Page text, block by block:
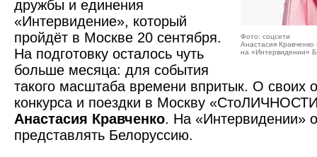
Фото: соцсети
Анастасия Кравченко
на «Интервидении»
дружбы и единения
«Интервидение», который
пройдёт в Москве 20 сентября.
На подготовку осталось чуть
больше месяца: для события
такого масштаба времени впритык. О своих
конкурса и поездки в Москву
Анастасия Кравченко. На «Интервидении»
представлять Белоруссию.